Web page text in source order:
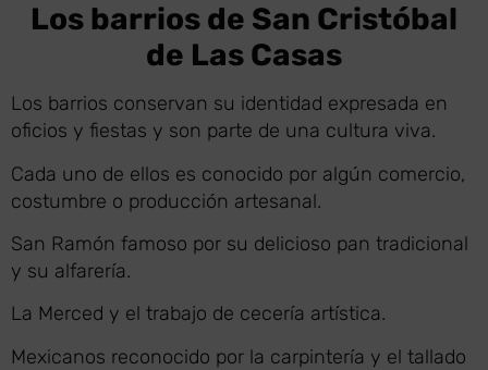
Los barrios de San Cristóbal
de Las Casas
Los barrios conservan su identidad expresada en
oficios y fiestas y son parte de una cultura viva.
Cada uno de ellos es conocido por algún comercio,
costumbre o producción artesanal.
San Ramón famoso por su delicioso pan tradicional
y su alfarería.
La Merced y el trabajo de cecería artística.
Mexicanos reconocido por la carpintería y el tallado